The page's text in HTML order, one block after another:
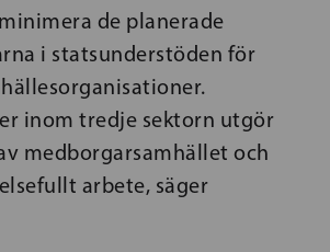
de planerade
i statsunderstöden för
inom tredje sektorn utgör
medborgarsamhället och
arbete, säger